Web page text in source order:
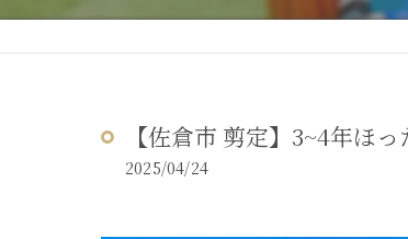
【佐倉市 剪定】3~4年ほ
2025/04/24